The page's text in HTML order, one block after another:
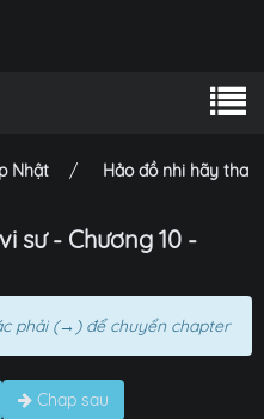
Nhật
Hảo đồ nhi hãy tha
sư - Chương 10 -
phải (→) để chuyển chapter
Chap sau